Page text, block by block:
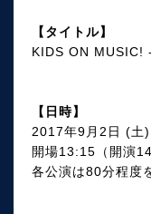
【タイトル】
KIDS ON
【日時】
2017年9月2日 (土)
開場13:15（開演
各公演は80分程度